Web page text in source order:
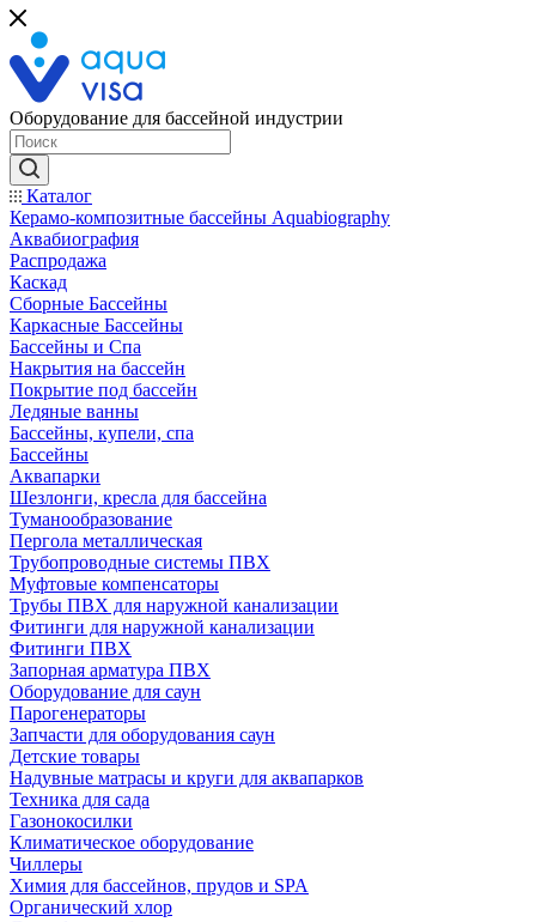
Оборудование для бассейной индустрии
Каталог
Керамо-композитные бассейны Aquabiography
Аквабиография
Распродажа
Каскад
Сборные Бассейны
Каркасные Бассейны
Бассейны и Спа
Накрытия на бассейн
Покрытие под бассейн
Ледяные ванны
Бассейны, купели, спа
Бассейны
Аквапарки
Шезлонги, кресла для бассейна
Туманообразование
Пергола металлическая
Трубопроводные системы ПВХ
Муфтовые компенсаторы
Трубы ПВХ для наружной канализации
Фитинги для наружной канализации
Фитинги ПВХ
Запорная арматура ПВХ
Оборудование для саун
Парогенераторы
Запчасти для оборудования саун
Детские товары
Надувные матрасы и круги для аквапарков
Техника для сада
Газонокосилки
Климатическое оборудование
Чиллеры
Химия для бассейнов, прудов и SPA
Органический хлор